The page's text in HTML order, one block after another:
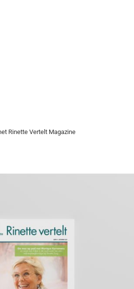
Rinette Vertelt Magazine